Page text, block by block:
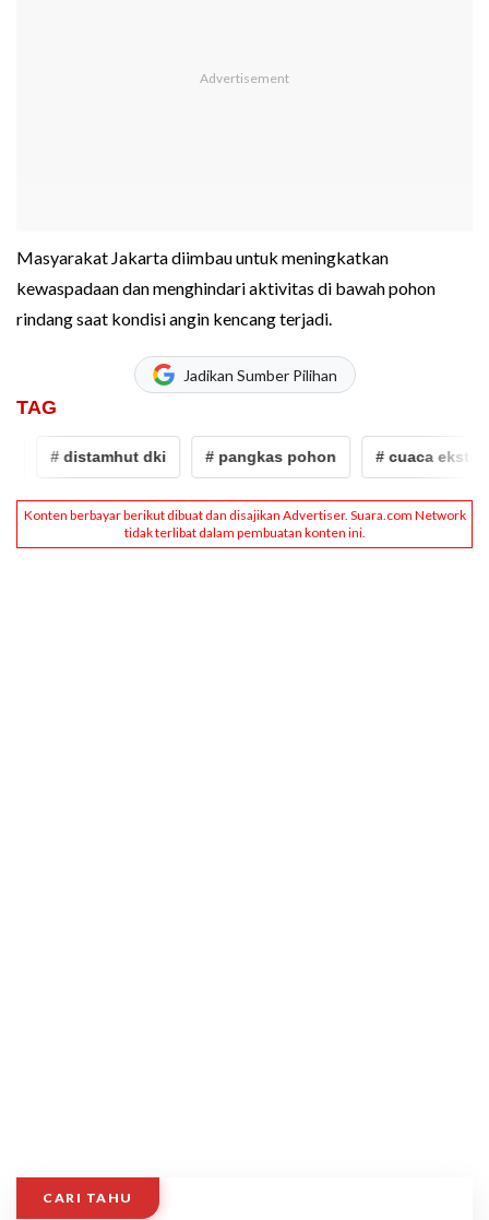
Masyarakat Jakarta diimbau untuk meningkatkan
kewaspadaan dan menghindari aktivitas di bawah pohon
rindang saat kondisi angin kencang terjadi.
Jadikan Sumber Pilihan
TAG
# distamhut dki # pangkas pohon # cuaca ekstrem
CARI TAHU